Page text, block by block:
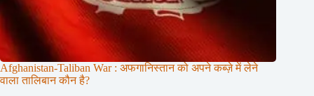
Afghanistan-Taliban War : अफगानिस्तान को अपने कब्ज़े में लेने
वाला तालिबान कौन है?